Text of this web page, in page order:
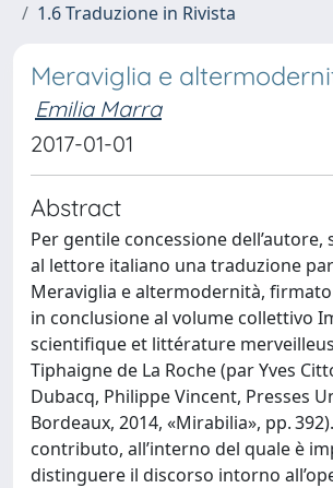
1.6 Traduzione in Rivista
Meraviglia e
Emilia Marra
2017-01-01
Abstract
Per gentile concessione dell’autore,
al lettore italiano una traduzione
Meraviglia e altermodernità, firmato
in conclusione al volume collettivo
scientifique et littérature
Tiphaigne de La Roche (par Yves
Dubacq, Philippe Vincent, Presses
Bordeaux, 2014, «Mirabilia», pp.
contributo, all’interno del quale è
distinguere il discorso intorno